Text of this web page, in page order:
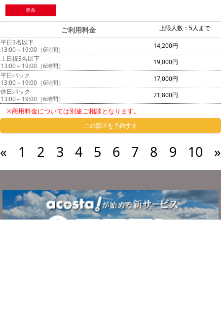
赤系
上限人数：5人まで
ご利用料金
平日3名以下
13:00～19:00（6時間）
14,200円
土日祝3名以下
13:00～19:00（6時間）
19,000円
平日パック
13:00～19:00（6時間）
17,000円
休日パック
13:00～19:00（6時間）
21,800円
※商用料金については別途ご相談となります。
この部屋を予約する
« 1 2 3 4 5 6 7 8 9 10 »